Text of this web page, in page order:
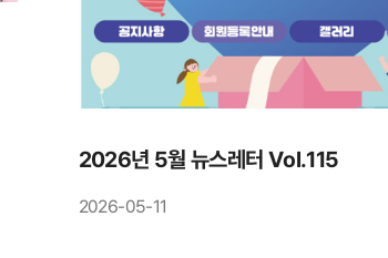
2026년 5월 뉴스레터 Vol.115
2026-05-11